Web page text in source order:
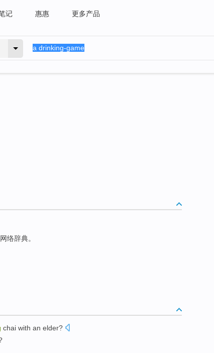
记 惠惠 更多产品
络辞典。
chai with an elder?